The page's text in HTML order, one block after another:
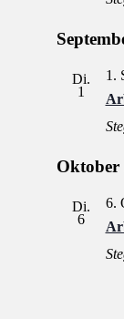
Di.
1
1.
Oktober
Di.
6
6.